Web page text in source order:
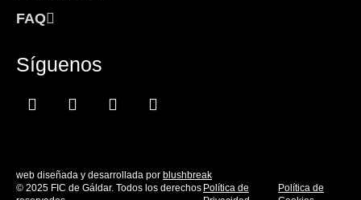
FAQ
Síguenos
Facebook-
f
Instagram
Icon-
x
Youtube
© 2025 FIC de Gáldar. Todos los derechos Política de
Política de
web diseñada y desarrollada por blushbreak